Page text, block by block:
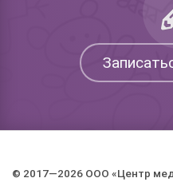
© 2017—2026 ООО «Центр